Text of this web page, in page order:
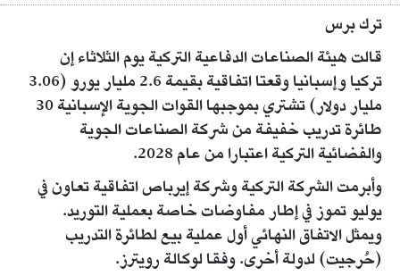
ترك برس
قالت هيئة الصناعات الدفاعية التركية يوم الثلاثاء إن
تركيا وإسبانيا وقعتا اتفاقية بقيمة 2.6 مليار يورو (3.06
مليار دولار) تشتري بموجبها القوات الجوية الإسبانية 30
طائرة تدريب خفيفة من شركة الصناعات الجوية
والفضائية التركية اعتبارا من عام 2028.
وأبرمت الشركة التركية وشركة إيرباص اتفاقية تعاون في
يوليو تموز في إطار مفاوضات خاصة بعملية التوريد.
ويمثل الاتفاق النهائي أول عملية بيع لطائرة التدريب
(حُرجيت) لدولة أخرى. وفقا لوكالة رويترز.